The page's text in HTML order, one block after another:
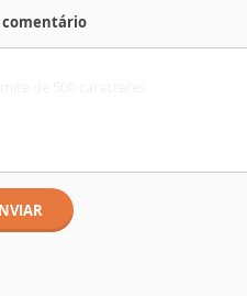
comentário